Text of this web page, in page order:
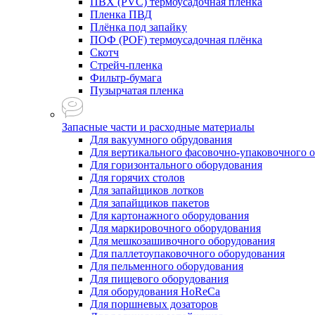
Пленка ПВД
Плёнка под запайку
ПОФ (POF) термоусадочная плёнка
Скотч
Стрейч-пленка
Фильтр-бумага
Пузырчатая пленка
Запасные части и расходные материалы
Для вакуумного обрудования
Для вертикального фасовочно-упаковочного
Для горизонтального оборудования
Для горячих столов
Для запайщиков лотков
Для запайщиков пакетов
Для картонажного оборудования
Для маркировочного оборудования
Для мешкозашивочного оборудования
Для паллетоупаковочного оборудования
Для пельменного оборудования
Для пищевого оборудования
Для оборудования HoReCa
Для поршневых дозаторов